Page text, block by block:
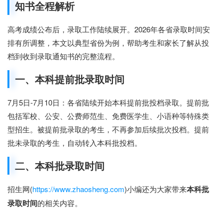
知书全程解析
高考成绩公布后，录取工作陆续展开。2026年各省录取时间安
排有所调整，本文以典型省份为例，帮助考生和家长了解从投
档到收到录取通知书的完整流程。
一、本科提前批录取时间
7月5日-7月10日：各省陆续开始本科提前批投档录取。提前批
包括军校、公安、公费师范生、免费医学生、小语种等特殊类
型招生。被提前批录取的考生，不再参加后续批次投档。提前
批未录取的考生，自动转入本科批投档。
二、本科批录取时间
招生网(https://www.zhaosheng.com)小编还为大家带来本科批
录取时间的相关内容。